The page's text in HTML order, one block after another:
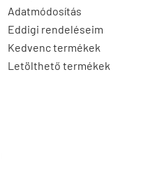
Adatmódosítás
Eddigi rendeléseim
Kedvenc termékek
Letölthető termékek